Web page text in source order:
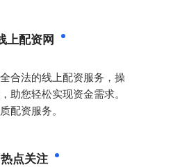
上配资网
合法的线上配资服务，操
助您轻松实现资金需求。
配资服务。
热点关注